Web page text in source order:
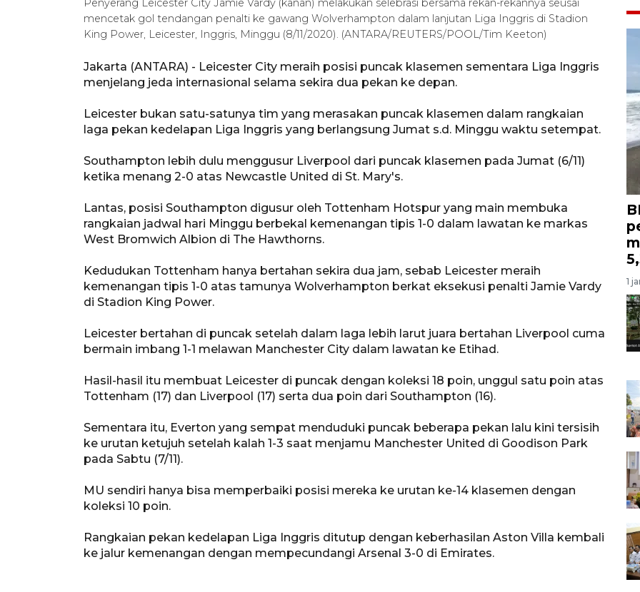
Penyerang Leicester City Jamie Vardy (kanan) melakukan selebrasi bersama rekan-rekannya seusai
mencetak gol tendangan penalti ke gawang Wolverhampton dalam lanjutan Liga Inggris di Stadion
King Power, Leicester, Inggris, Minggu (8/11/2020). (ANTARA/REUTERS/POOL/Tim Keeton)
Jakarta (ANTARA) - Leicester City meraih posisi puncak klasemen sementara Liga Inggris
menjelang jeda internasional selama sekira dua pekan ke depan.
Leicester bukan satu-satunya tim yang merasakan puncak klasemen dalam rangkaian
laga pekan kedelapan Liga Inggris yang berlangsung Jumat s.d. Minggu waktu setempat.
Southampton lebih dulu menggusur Liverpool dari puncak klasemen pada Jumat (6/11)
ketika menang 2-0 atas Newcastle United di St. Mary's.
Lantas, posisi Southampton digusur oleh Tottenham Hotspur yang main membuka
rangkaian jadwal hari Minggu berbekal kemenangan tipis 1-0 dalam lawatan ke markas
West Bromwich Albion di The Hawthorns.
Kedudukan Tottenham hanya bertahan sekira dua jam, sebab Leicester meraih
kemenangan tipis 1-0 atas tamunya Wolverhampton berkat eksekusi penalti Jamie Vardy
di Stadion King Power.
Leicester bertahan di puncak setelah dalam laga lebih larut juara bertahan Liverpool cuma
bermain imbang 1-1 melawan Manchester City dalam lawatan ke Etihad.
Hasil-hasil itu membuat Leicester di puncak dengan koleksi 18 poin, unggul satu poin atas
Tottenham (17) dan Liverpool (17) serta dua poin dari Southampton (16).
Sementara itu, Everton yang sempat menduduki puncak beberapa pekan lalu kini tersisih
ke urutan ketujuh setelah kalah 1-3 saat menjamu Manchester United di Goodison Park
pada Sabtu (7/11).
MU sendiri hanya bisa memperbaiki posisi mereka ke urutan ke-14 klasemen dengan
koleksi 10 poin.
Rangkaian pekan kedelapan Liga Inggris ditutup dengan keberhasilan Aston Villa kembali
ke jalur kemenangan dengan mempecundangi Arsenal 3-0 di Emirates.
1